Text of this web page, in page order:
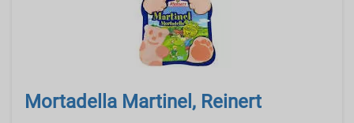
Mortadella Martinel, Reinert